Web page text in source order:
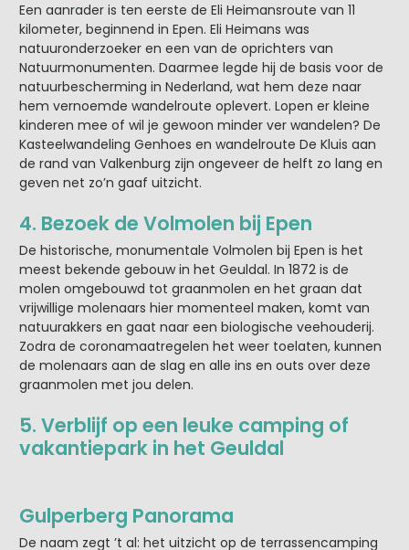
Een aanrader is ten eerste de Eli Heimansroute van 11
kilometer, beginnend in Epen. Eli Heimans was
natuuronderzoeker en een van de oprichters van
Natuurmonumenten. Daarmee legde hij de basis voor de
natuurbescherming in Nederland, wat hem deze naar
hem vernoemde wandelroute oplevert. Lopen er kleine
kinderen mee of wil je gewoon minder ver wandelen? De
Kasteelwandeling Genhoes en wandelroute De Kluis aan
de rand van Valkenburg zijn ongeveer de helft zo lang en
geven net zo’n gaaf uitzicht.
4. Bezoek de Volmolen bij Epen
De historische, monumentale Volmolen bij Epen is het
meest bekende gebouw in het Geuldal. In 1872 is de
molen omgebouwd tot graanmolen en het graan dat
vrijwillige molenaars hier momenteel maken, komt van
natuurakkers en gaat naar een biologische veehouderij.
Zodra de coronamaatregelen het weer toelaten, kunnen
de molenaars aan de slag en alle ins en outs over deze
graanmolen met jou delen.
5. Verblijf op een leuke camping of
vakantiepark in het Geuldal
Gulperberg Panorama
De naam zegt ’t al: het uitzicht op de terrassencamping